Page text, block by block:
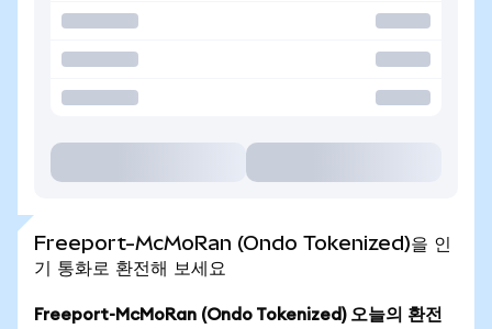
Freeport-McMoRan (Ondo Tokenized)을 인
기 통화로 환전해 보세요
Freeport-McMoRan (Ondo Tokenized) 오늘의 환전